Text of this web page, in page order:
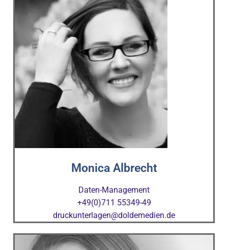
Monica Albrecht
Daten-Management
+49(0)711 55349-49
druckunterlagen@doldemedien.de